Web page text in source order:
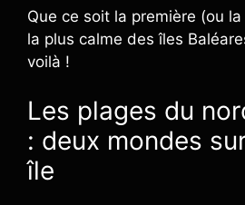
Que ce soit la première (ou
la plus calme des îles
voilà !
Les plages du
: deux mondes
île